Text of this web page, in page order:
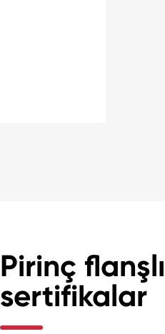
Pirinç
sertifikalar